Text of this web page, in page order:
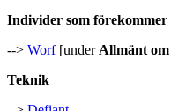
Individer som förekommer
--> Worf[under Allmänt
Teknik